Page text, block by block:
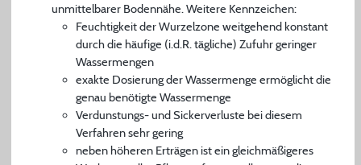
unmittelbarer Bodennähe. Weitere Kennzeichen:
Feuchtigkeit der Wurzelzone weitgehend konstant
durch die häufige (i.d.R. tägliche) Zufuhr geringer
Wassermengen
exakte Dosierung der Wassermenge ermöglicht die
genau benötigte Wassermenge
Verdunstungs- und Sickerverluste bei diesem
Verfahren sehr gering
neben höheren Erträgen ist ein gleichmäßigeres